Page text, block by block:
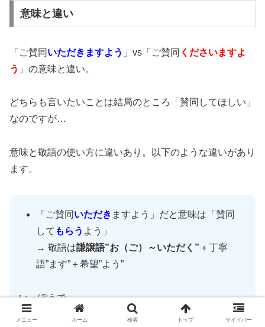
意味と違い
「ご賛同 いただきますよう 」vs「ご賛同 くださいますよ
う 」の意味と違い。
どちらも言いたいことは結局のところ「賛同してほしい」
なのですが…
意味と敬語の使い方に違いあり。以下のような違いがあり
ます。
「ご賛同 いただき ますよう」だと意味は「賛同
して もらう よう」
→ 敬語は謙譲語”お（ご）～いただく” ＋丁寧
語”ます”＋希望”よう”
いっぽうで、
メニュー ホーム 検索 トップ サイドバー